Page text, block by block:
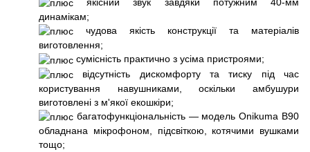
динамікам;
чудова якість конструкції та матеріалів
виготовлення;
сумісність практично з усіма пристроями;
відсутність дискомфорту та тиску під час
користування навушниками, оскільки амбушури
виготовлені з м'якої екошкіри;
багатофункціональність — модель Onikuma B90
обладнана мікрофоном, підсвіткою, котячими вушками
тощо;